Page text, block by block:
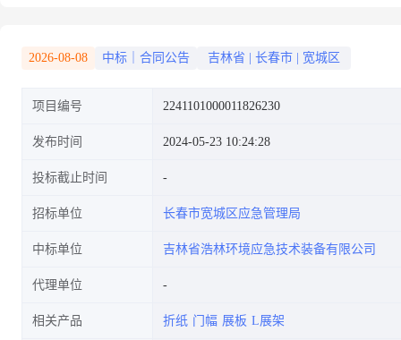
2026-08-08 中标｜合同公告 吉林省 长春市 宽城区
项目编号 2241101000011826230
发布时间 2024-05-23 10:24:28
投标截止时间
招标单位 长春市宽城区应急管理局
中标单位 吉林省浩林环境应急技术装备有限公司
代理单位
相关产品 折纸 门幅 展板 L展架